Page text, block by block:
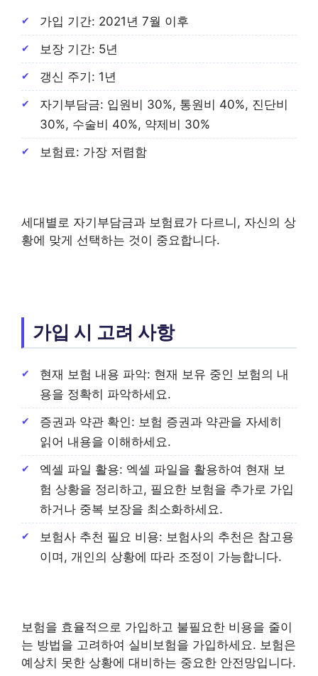
가입 기간: 2021년 7월 이후
보장 기간: 5년
갱신 주기: 1년
자기부담금: 입원비 30%, 통원비 40%, 진단비
30%, 수술비 40%, 약제비 30%
보험료: 가장 저렴함
세대별로 자기부담금과 보험료가 다르니, 자신의 상
황에 맞게 선택하는 것이 중요합니다.
가입 시 고려 사항
현재 보험 내용 파악: 현재 보유 중인 보험의 내
용을 정확히 파악하세요.
증권과 약관 확인: 보험 증권과 약관을 자세히
읽어 내용을 이해하세요.
엑셀 파일 활용: 엑셀 파일을 활용하여 현재 보
험 상황을 정리하고, 필요한 보험을 추가로 가입
하거나 중복 보장을 최소화하세요.
보험사 추천 필요 비용: 보험사의 추천은 참고용
이며, 개인의 상황에 따라 조정이 가능합니다.
보험을 효율적으로 가입하고 불필요한 비용을 줄이
는 방법을 고려하여 실비보험을 가입하세요. 보험은
예상치 못한 상황에 대비하는 중요한 안전망입니다.